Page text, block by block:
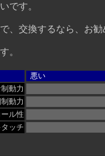
です。
交換するなら、お勧
。
悪い
動力
動力
ル性
ッチ